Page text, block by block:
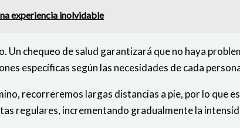
experiencia inolvidable
chequeo de salud garantizará que no haya
específicas según las necesidades de cada
recorreremos largas distancias a pie, por lo que
regulares, incrementando gradualmente la